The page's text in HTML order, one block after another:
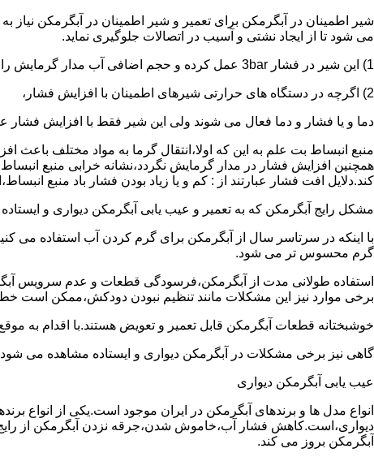
شیر اطمینان در آبگرمکن برای تعمیر و شیر اطمینان در آبگرمکن
می شود تا از ایجاد نشتی و آسیب در اتصالات جلوگیری نماید.
1) این شیر در فشار 3bar عمل کرده و حجم اضافی آب مدار گرمایش را تخلیه می کند.
2) اگرچه در دستگاه های حرارتی شیرهای اطمینان با افزایش فشار،
دما و یا فشار و دما فعال می شوند ولی این شیر فقط با افزایش فشار
منبع انبساط بت علم به این که اولا،انتقال گرما به مواد مختلف
همچنین افزایش فشار در مدار گرمایش نگردد،نشانه خرابی منبع
کند.دلایل افت فشار عبارتند از : کم و یا زیاد بودن فشار باد منبع
مشکل رایج آبگرمکن که به تعمیر و عیب یابی آبگرمکن دیواری و ایستاده
با اینکه در سرتاسر سال از آبگرمکن برای گرم کردن آب استفاده می
گرم محسوس تر می شود.
استفاده طولانی مدت از آبگرمکن،فرسودگی قطعات و عدم سرویس
برخی موارد نیز این مشکلات مانند تنظیم نبودن دودکش،ممکن است
خوشبختانه قطعات آبگرمکن قابل تعمیر و تعویض هستند.با اقدام به
گاهی نیز برخی مشکلات در آبگرمکن دیواری و ایستاده مشاهده می
عیب یابی آبگرمکن دیواری
انواع مدل ها و برندهای آبگرمکن در ایران موجود است.یکی از انواع
دیواری،است.کاهش فشار آب،خاموش شدن،جرقه نزدن آبگرمکن از
آبگرمکن بروز می کند.